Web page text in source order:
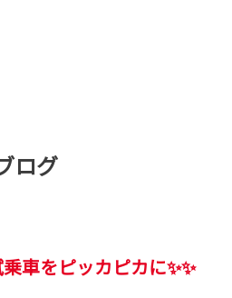
ログ
車をピッカピカに✨✨